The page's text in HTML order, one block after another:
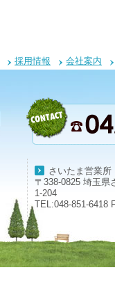
採用情報 会社案内
さいたま営業所
〒338-0825 埼玉県
1-204
TEL:048-851-6418